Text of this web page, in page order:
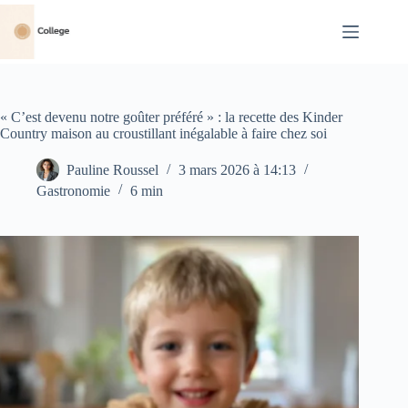
Passer
contenu
« C’est devenu notre goûter préféré » : la recette des Kinder
Country maison au croustillant inégalable à faire chez soi
Pauline Roussel
3 mars 2026 à 14:13
Gastronomie
6 min